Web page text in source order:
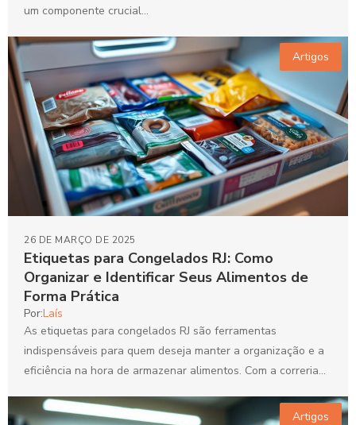
um componente crucial...
Artigos
Etiquetas para Congelados RJ: Como
Organizar e Identificar Seus Alimentos de
Forma Prática
26 DE MARÇO DE 2025
Por:Laís
As etiquetas para congelados RJ são ferramentas
indispensáveis para quem deseja manter a organização e a
eficiência na hora de armazenar alimentos. Com a correria...
Artigos